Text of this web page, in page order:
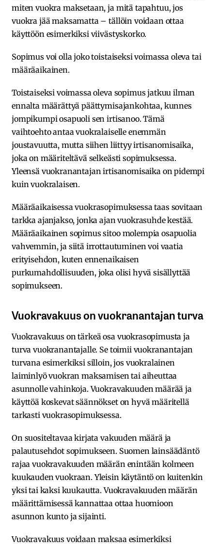
miten vuokra maksetaan, ja mitä tapahtuu, jos
vuokra jää maksamatta – tällöin voidaan ottaa
käyttöön esimerkiksi viivästyskorko.
Sopimus voi olla joko toistaiseksi voimassa oleva tai
määräaikainen.
Toistaiseksi voimassa oleva sopimus jatkuu ilman
ennalta määrättyä päättymisajankohtaa, kunnes
jompikumpi osapuoli sen irtisanoo. Tämä
vaihtoehto antaa vuokralaiselle enemmän
joustavuutta, mutta siihen liittyy irtisanomisaika,
joka on määriteltävä selkeästi sopimuksessa.
Yleensä vuokranantajan irtisanomisaika on pidempi
kuin vuokralaisen.
Määräaikaisessa vuokrasopimuksessa taas sovitaan
tarkka ajanjakso, jonka ajan vuokrasuhde kestää.
Määräaikainen sopimus sitoo molempia osapuolia
vahvemmin, ja siitä irrottautuminen voi vaatia
erityisehdon, kuten ennenaikaisen
purkumahdollisuuden, joka olisi hyvä sisällyttää
sopimukseen.
Vuokravakuus on vuokranantajan turva
Vuokravakuus on tärkeä osa vuokrasopimusta ja
turva vuokranantajalle. Se toimii vuokranantajan
turvana esimerkiksi silloin, jos vuokralainen
laiminlyö vuokran maksamisen tai aiheuttaa
asunnolle vahinkoja. Vuokravakuuden määrää ja
käyttöä koskevat säännökset on hyvä määritellä
tarkasti vuokrasopimuksessa.
On suositeltavaa kirjata vakuuden määrä ja
palautusehdot sopimukseen. Suomen lainsäädäntö
rajaa vuokravakuuden määrän enintään kolmeen
kuukauden vuokraan. Yleisin käytäntö on kuitenkin
yksi tai kaksi kuukautta. Vuokravakuuden määrän
määrittämisessä kannattaa ottaa huomioon
asunnon kunto ja sijainti.
Vuokravakuus voidaan maksaa esimerkiksi